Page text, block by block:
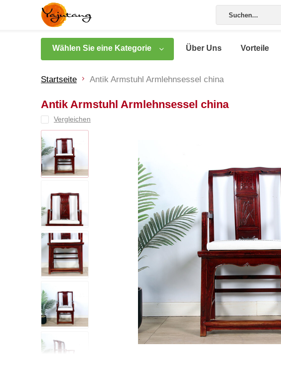
Wählen Sie eine Kategorie Über Uns Vorteile
Startseite Antik Armstuhl Armlehnsessel china
Antik Armstuhl Armlehnsessel china
Vergleichen